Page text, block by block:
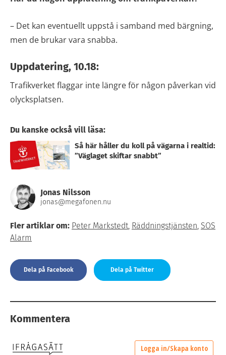
– Det kan eventuellt uppstå i samband med bärgning,
men de brukar vara snabba.
Uppdatering, 10.18:
Trafikverket flaggar inte längre för någon påverkan vid
olycksplatsen.
Du kanske också vill läsa:
Så här håller du koll på vägarna i realtid:
”Väglaget skiftar snabbt”
Jonas Nilsson
jonas@megafonen.nu
Fler artiklar om: Peter Markstedt, Räddningstjänsten, SOS
Alarm
Dela på Facebook Dela på Twitter
Kommentera